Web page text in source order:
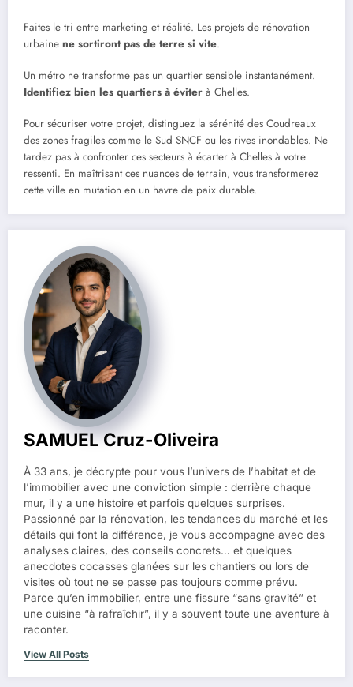
Faites le tri entre marketing et réalité. Les projets de rénovation
urbaine ne sortiront pas de terre si vite.
Un métro ne transforme pas un quartier sensible instantanément.
Identifiez bien les quartiers à éviter à Chelles.
Pour sécuriser votre projet, distinguez la sérénité des Coudreaux
des zones fragiles comme le Sud SNCF ou les rives inondables. Ne
tardez pas à confronter ces secteurs à écarter à Chelles à votre
ressenti. En maîtrisant ces nuances de terrain, vous transformerez
cette ville en mutation en un havre de paix durable.
SAMUEL Cruz-Oliveira
À 33 ans, je décrypte pour vous l’univers de l’habitat et de
l’immobilier avec une conviction simple : derrière chaque
mur, il y a une histoire et parfois quelques surprises.
Passionné par la rénovation, les tendances du marché et les
détails qui font la différence, je vous accompagne avec des
analyses claires, des conseils concrets… et quelques
anecdotes cocasses glanées sur les chantiers ou lors de
visites où tout ne se passe pas toujours comme prévu.
Parce qu’en immobilier, entre une fissure “sans gravité” et
une cuisine “à rafraîchir”, il y a souvent toute une aventure à
raconter.
View All Posts